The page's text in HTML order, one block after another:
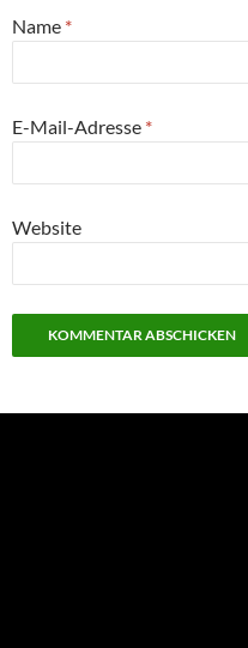
Name *
E-Mail-Adresse *
Website